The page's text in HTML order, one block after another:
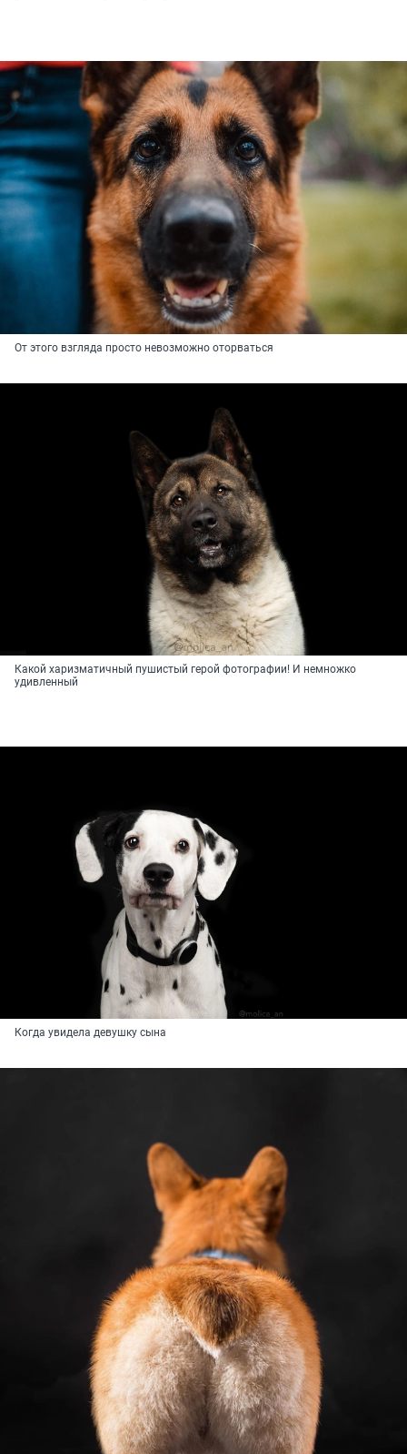
От этого взгляда просто невозможно оторваться
Какой харизматичный пушистый герой фотографии! И немножко
удивленный
Когда увидела девушку сына